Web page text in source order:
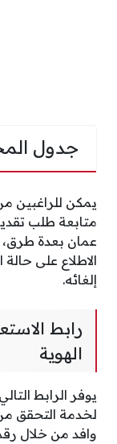
جدول
يمكن للراغبين
متابعة طلب
عمان بعدة طرق،
الاطلاع على
إلغائه.
رابط
الهوية
يوفر الرابط التالي
لخدمة التحقق
وافد من خلال